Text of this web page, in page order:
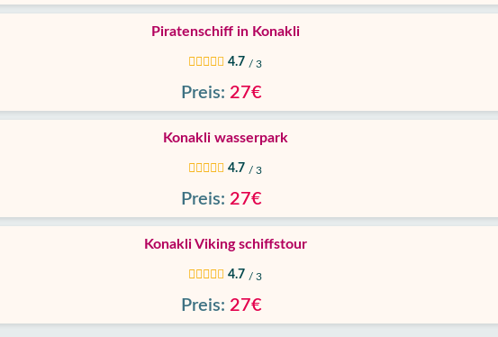
Piratenschiff in Konakli
4.7 / 3
Preis: 27€
Konakli wasserpark
4.7 / 3
Preis: 27€
Konakli Viking schiffstour
4.7 / 3
Preis: 27€